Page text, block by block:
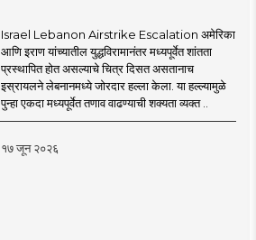
Israel Lebanon Airstrike Escalation अमेरिका
आणि इराण यांच्यातील युद्धविरामानंतर मध्यपूर्वेत शांतता
प्रस्थापित होत असल्याचे चित्र दिसत असतानाच
इस्रायलने लेबनानमध्ये जोरदार हल्ला केला. या हल्ल्यामुळे
पुन्हा एकदा मध्यपूर्वेत तणाव वाढण्याची शक्यता व्यक्त ..
१७ जून २०२६